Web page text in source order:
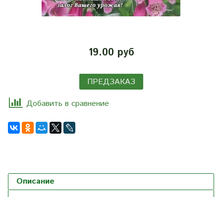
19.00 руб
ПРЕДЗАКАЗ
Добавить в сравнение
Описание